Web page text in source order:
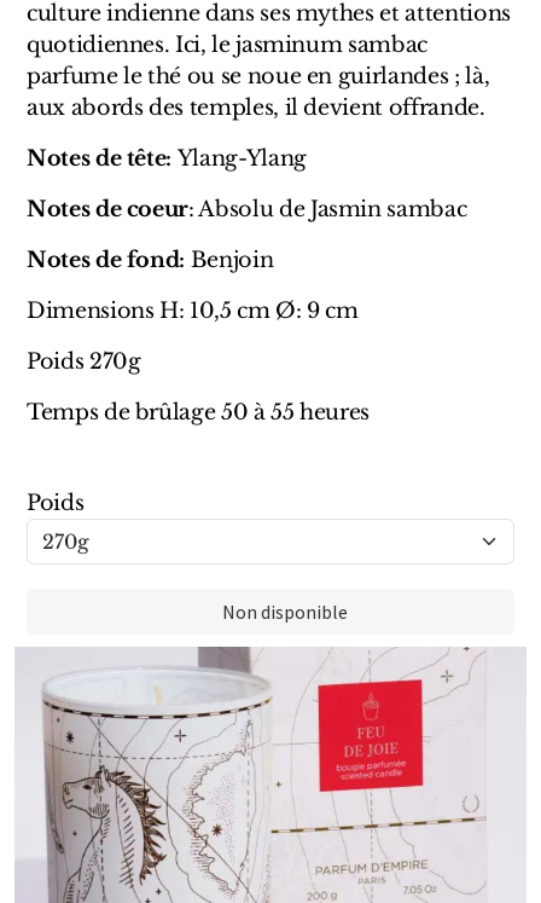
culture indienne dans ses mythes et attentions
quotidiennes. Ici, le jasminum sambac
parfume le thé ou se noue en guirlandes ; là,
aux abords des temples, il devient offrande.
Notes de tête: Ylang-Ylang
Notes de coeur: Absolu de Jasmin sambac
Notes de fond: Benjoin
Dimensions H: 10,5 cm Ø: 9 cm
Poids 270g
Temps de brûlage 50 à 55 heures
Poids
Non disponible
Sensatio
Trudon
Marques Suisses
Créateur Olfactif Genève
Sam William
Marques Anglaises
Clive Christian
Marques Argentines